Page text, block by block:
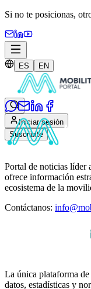
Si no te posicionas,
ES EN
Iniciar sesión
Suscribite
Portal de noticias líder
ofrece información
ecosistema de la
Contáctanos:
La única plataforma
datos, estadísticas y